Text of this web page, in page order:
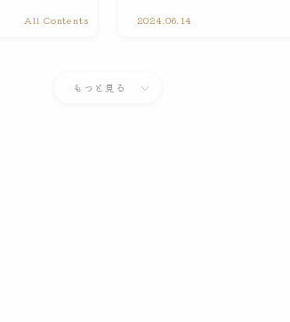
All Contents 2024.06.14
もっと見る